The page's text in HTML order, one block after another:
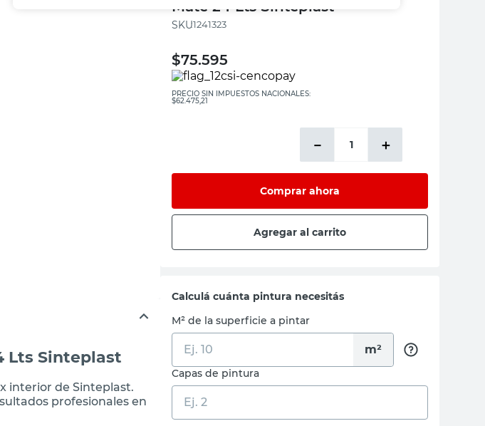
Lts Sinteplast
interior de Sinteplast.
profesionales en
Mate 24 Lts Sinteplast
:1241323
$75.595
PRECIO SIN IMPUESTOS NACIONALES:
$62.475,21
＋
－
Comprar ahora
Agregar al carrito
Calculá cuánta pintura necesitás
M² de la superficie a pintar
m²
Capas de pintura